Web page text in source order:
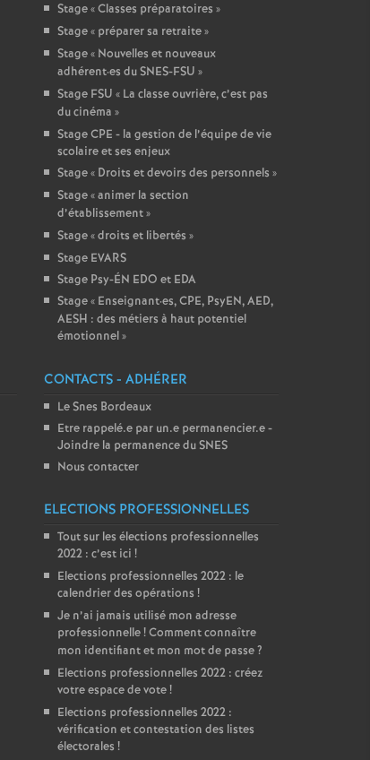
Stage «Classes préparatoires »
Stage « préparer sa retraite»
Stage « Nouvelles et nouveaux
adhérent·es du SNES-FSU »
Stage FSU « La classe ouvrière, c’est pas
du cinéma »
Stage CPE - la gestion de l’équipe de vie
scolaire et ses enjeux
Stage « Droits et devoirs des personnels »
Stage «animer la section
d’établissement»
Stage «droits et libertés »
Stage EVARS
Stage Psy-ÉN EDO et EDA
Stage « Enseignant·es, CPE, PsyEN, AED,
AESH : des métiers à haut potentiel
émotionnel»
CONTACTS - ADHÉRER
Le Snes Bordeaux
Etre rappelé.e par un.e permanencier.e -
Joindre la permanence du SNES
Nous contacter
ELECTIONS PROFESSIONNELLES
Tout sur les élections professionnelles
2022 : c’est ici !
Elections professionnelles 2022 : le
calendrier des opérations !
Je n’ai jamais utilisé mon adresse
professionnelle! Comment connaître
mon identifiant et mon mot de passe?
Elections professionnelles 2022 : créez
votre espace de vote!
Elections professionnelles 2022 :
vérification et contestation des listes
électorales !